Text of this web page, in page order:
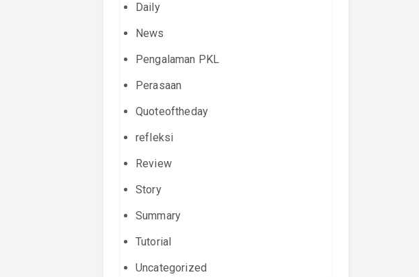
Daily
News
Pengalaman PKL
Perasaan
Quoteoftheday
refleksi
Review
Story
Summary
Tutorial
Uncategorized